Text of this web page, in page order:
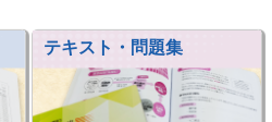
テキスト・問題集